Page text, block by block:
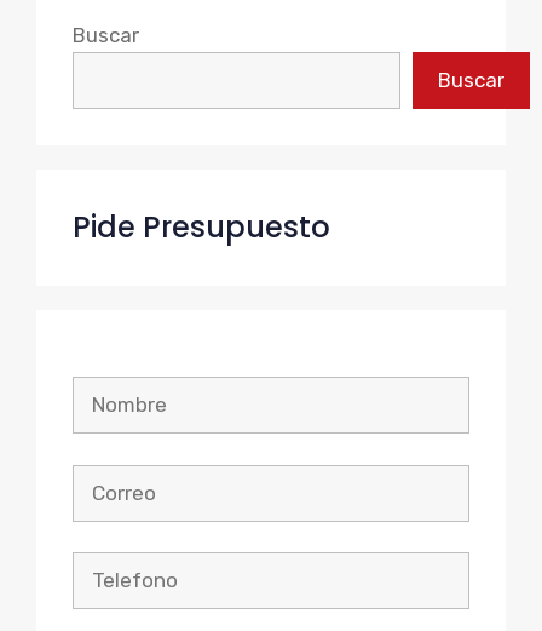
Buscar
Buscar
Pide Presupuesto